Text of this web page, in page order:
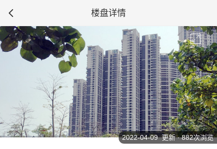
楼盘详情
2022-04-09 更新 · 882次浏览